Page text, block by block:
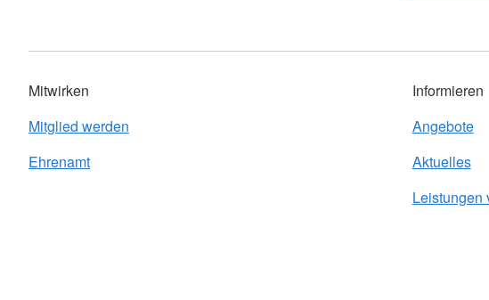
Mitwirken
Mitglied werden
Ehrenamt
Informieren
Angebote
Aktuelles
Leistungen